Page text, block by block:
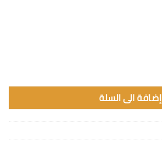
إضافة الى السلة